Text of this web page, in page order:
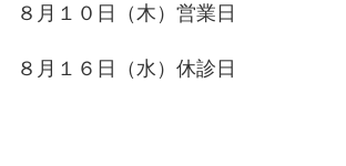
８月１０日（木）営業日
８月１６日（水）休診日